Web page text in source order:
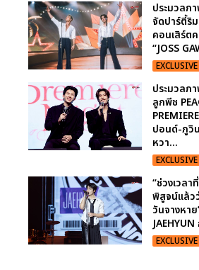
ประมวลภ
จัดปาร์ตี้ริ
คอนเสิร์ต
“JOSS
EXCLUSIVE
ประมวลภ
ลูกพีช
ปอนด์-ภูวิ
หวา...
EXCLUSIVE
“ช่วงเวลา
พิสูจน์แล้ว
วันจางหา
EXCLUSIVE